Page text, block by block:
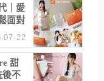
｜愛
面對
07-22
甜
後不